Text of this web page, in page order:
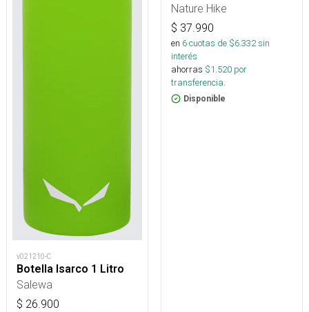
v021210-C
Botella Isarco 1 Litro
Salewa
$ 26.900
Nature Hike
$ 37.990
en 6cuotas de $6.332sin
interés
ahorras $1.520 por
transferencia.
Disponible